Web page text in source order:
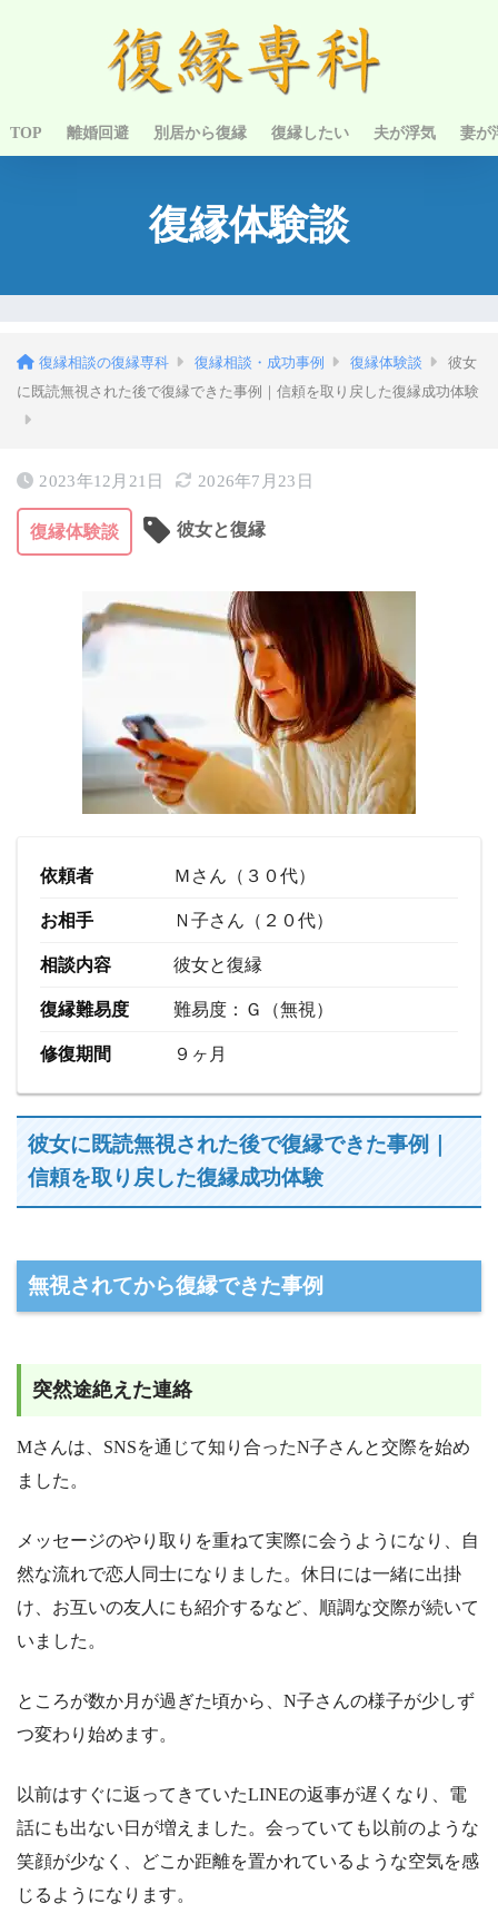
TOP 離婚回避 別居から復縁 復縁したい 夫が浮気 妻が
復縁体験談
復縁相談の復縁専科 復縁相談・成功事例 復縁体験談
彼女
に既読無視された後で復縁できた事例｜信頼を取り戻した復縁成功体験
2023年12月21日 2026年7月23日
復縁体験談 彼女と復縁
依頼者 Ｍさん（３０代）
お相手 Ｎ子さん（２０代）
相談内容 彼女と復縁
復縁難易度 難易度：Ｇ（無視）
修復期間 ９ヶ月
彼女に既読無視された後で復縁できた事例｜
信頼を取り戻した復縁成功体験
無視されてから復縁できた事例
突然途絶えた連絡
Mさんは、SNSを通じて知り合ったN子さんと交際を始め
ました。
メッセージのやり取りを重ねて実際に会うようになり、自
然な流れで恋人同士になりました。休日には一緒に出掛
け、お互いの友人にも紹介するなど、順調な交際が続いて
いました。
ところが数か月が過ぎた頃から、N子さんの様子が少しず
つ変わり始めます。
以前はすぐに返ってきていたLINEの返事が遅くなり、電
話にも出ない日が増えました。会っていても以前のような
笑顔が少なく、どこか距離を置かれているような空気を感
じるようになります。